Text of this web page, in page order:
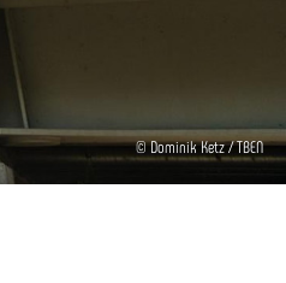
© Dominik Ketz / TBEN